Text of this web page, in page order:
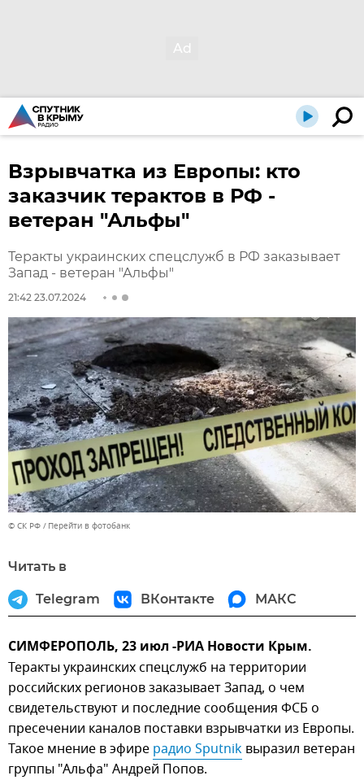
Взрывчатка из Европы: кто
заказчик терактов в РФ -
ветеран "Альфы"
Теракты украинских спецслужб в РФ заказывает
Запад - ветеран "Альфы"
21:42 23.07.2024
© СК РФ Перейти в фотобанк
Читать в
Telegram ВКонтакте МАКС
СИМФЕРОПОЛЬ, 23 июл -РИА Новости Крым.
Теракты украинских спецслужб на территории
российских регионов заказывает Запад, о чем
свидетельствуют и последние сообщения ФСБ о
пресечении каналов поставки взрывчатки из Европы.
Такое мнение в эфире радио Sputnik выразил ветеран
группы "Альфа" Андрей Попов.